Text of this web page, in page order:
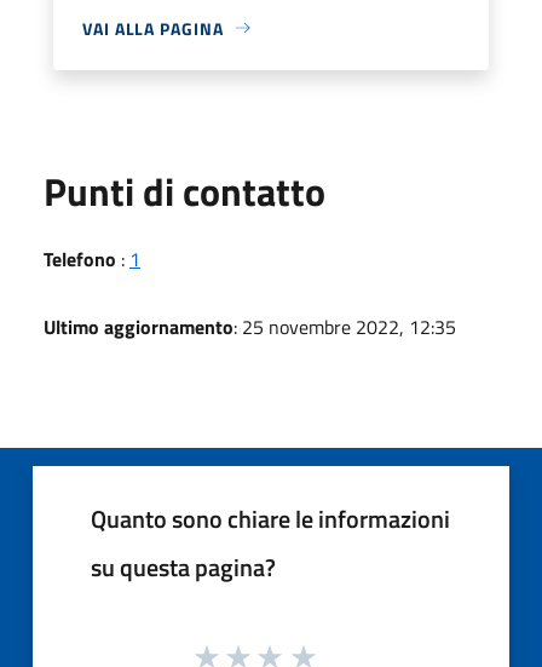
VAI ALLA PAGINA
Punti di contatto
Telefono : 1
Ultimo aggiornamento: 25 novembre 2022, 12:35
Quanto sono chiare le informazioni
su questa pagina?